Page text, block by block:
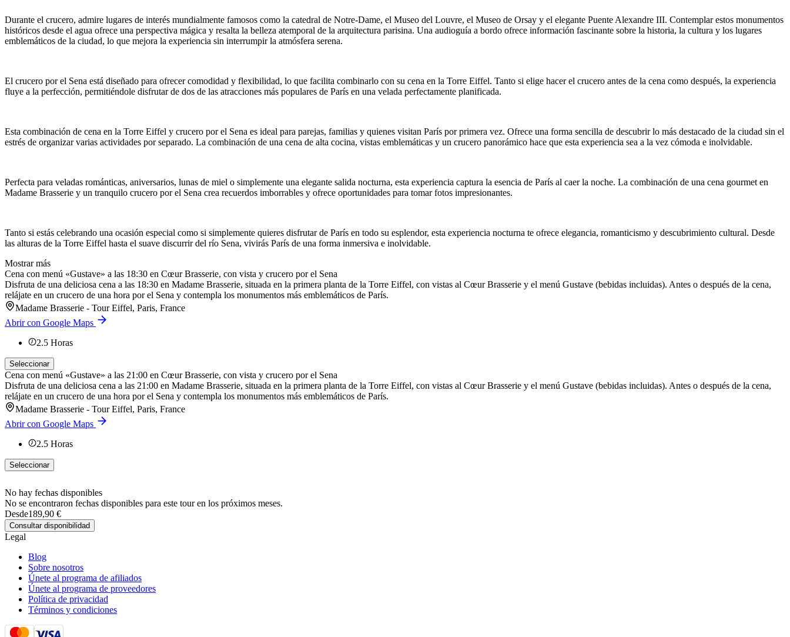
Durante el crucero, admire lugares de interés mundialmente famosos como la catedral de Notre-Dame, el Museo del Louvre, el Museo de Orsay y el elegante Puente Alexandre III. Contemplar estos monumentos
históricos desde el agua ofrece una perspectiva mágica y resalta la belleza atemporal de la arquitectura parisina. Una audioguía a bordo ofrece información fascinante sobre la historia, la cultura y los lugares
emblemáticos de la ciudad, lo que mejora la experiencia sin interrumpir la atmósfera serena.
El crucero por el Sena está diseñado para ofrecer comodidad y flexibilidad, lo que facilita combinarlo con su cena en la Torre Eiffel. Tanto si elige hacer el crucero antes de la cena como después, la experiencia
fluye a la perfección, permitiéndole disfrutar de dos de las atracciones más populares de París en una velada perfectamente planificada.
Esta combinación de cena en la Torre Eiffel y crucero por el Sena es ideal para parejas, familias y quienes visitan París por primera vez. Ofrece una forma sencilla de descubrir lo más destacado de la ciudad sin el
estrés de organizar varias actividades por separado. La combinación de una cena de alta cocina, vistas emblemáticas y un crucero panorámico hace que esta experiencia sea a la vez cómoda e inolvidable.
Perfecta para veladas románticas, aniversarios, lunas de miel o simplemente una elegante salida nocturna, esta experiencia captura la esencia de París al caer la noche. La combinación de una cena gourmet en
Madame Brasserie y un tranquilo crucero por el Sena crea recuerdos imborrables y ofrece oportunidades para tomar fotos impresionantes.
Tanto si estás celebrando una ocasión especial como si simplemente quieres disfrutar de París en todo su esplendor, esta experiencia nocturna te ofrece elegancia, romanticismo y descubrimiento cultural. Desde
las alturas de la Torre Eiffel hasta el suave discurrir del río Sena, vivirás París de una forma inmersiva e inolvidable.
Mostrar más
Cena con menú «Gustave» a las 18:30 en Cœur Brasserie, con vista y crucero por el Sena
Disfruta de una deliciosa cena a las 18:30 en Madame Brasserie, situada en la primera planta de la Torre Eiffel, con vistas al Cœur Brasserie y el menú Gustave (bebidas incluidas). Antes o después de la cena,
relájate en un crucero de una hora por el Sena y contempla los monumentos más emblemáticos de París.
Madame Brasserie - Tour Eiffel, Paris, France
Abrir con Google Maps
2.5 Horas
Seleccionar
Cena con menú «Gustave» a las 21:00 en Cœur Brasserie, con vista y crucero por el Sena
Disfruta de una deliciosa cena a las 21:00 en Madame Brasserie, situada en la primera planta de la Torre Eiffel, con vistas al Cœur Brasserie y el menú Gustave (bebidas incluidas). Antes o después de la cena,
relájate en un crucero de una hora por el Sena y contempla los monumentos más emblemáticos de París.
Madame Brasserie - Tour Eiffel, Paris, France
Abrir con Google Maps
2.5 Horas
Seleccionar
No hay fechas disponibles
No se encontraron fechas disponibles para este tour en los próximos meses.
Desde189,90 €
Consultar disponibilidad
Legal
Blog
Sobre nosotros
Únete al programa de afiliados
Únete al programa de proveedores
Política de privacidad
Términos y condiciones